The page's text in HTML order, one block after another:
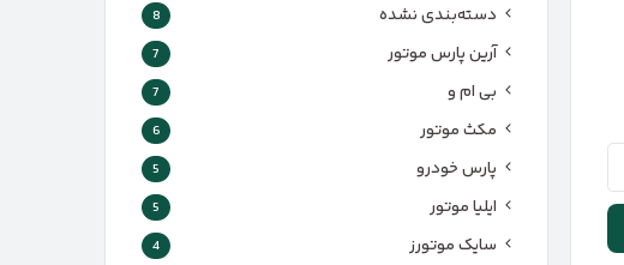
دسته‌بندی نشده 8
آرین پارس موتور 7
بی ام و 7
مکث موتور 6
پارس‌ خودرو 5
ایلیا موتور 5
سایک موتورز 4